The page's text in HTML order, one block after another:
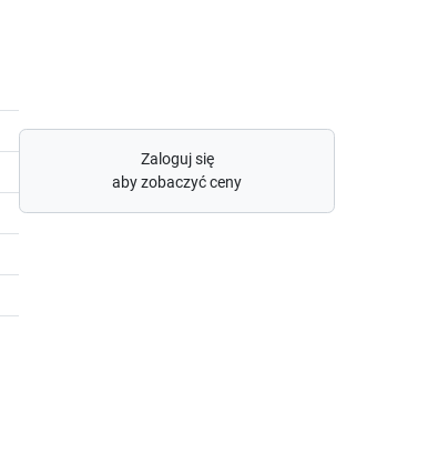
Zaloguj się
aby zobaczyć ceny